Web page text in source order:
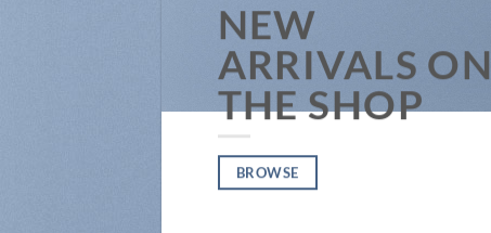
NEW
ARRIVALS ON
THE SHOP
BROWSE